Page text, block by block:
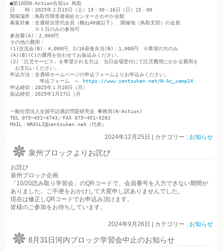
■第10回N-Action合宿in 鳥取
日　　時：2025年２月15日（土）13：30～16日（日）15：00
開催場所：鳥取市障害者福祉センターさわやか会館
募集対象：全通研次世代会員（概ね40歳以下）、開催地（鳥取支部）の会員
※１日のみの参加可
参加費(A)：2,000円
その他の費用：
(1)交流会(B)：4,000円、2/16昼食弁当(B)：1,000円　※希望の方のみ
(A)(B)(C)の費用を合わせてお振込みください。
(2)「託児サービス」を希望される方は、当日会場受付にて託児費用にかかる費用を
お支払いください。
申込方法：全通研ホームページの申込フォームよりお申込みください。
申込フォーム　→ https://www.zentsuken.net/N-Ac_camp24
申込締切：2025年１月20日（月）
振込締切：2025年1月27日（月
一般社団法人全国手話通訳問題研究会 事務局(N-Action)
TEL 075−451−4743／FAX 075−451−3281
MAIL：NRASLI@zentsuken.net（代表）
2024年12月25日 | カテゴリー : お知らせ
泉州ブロックよりお詫び
お詫び
泉州ブロック企画
「10/20読み取り学習会」のQRコードで、会員番号を入力できない期間が
ありました。ご不便をおかけして大変申し訳ありませんでした。
現在は修正しQRコードでお申込み頂けます。
皆様のご参加をお待ちしています。
2024年9月26日 | カテゴリー : お知らせ
8月31日河内ブロック学習会中止のお知らせ